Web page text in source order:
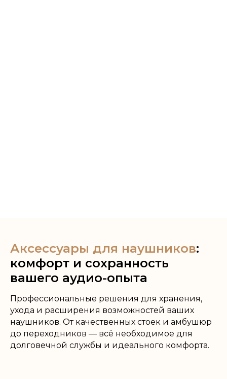
Аксессуары для наушников:
комфорт и сохранность
вашего аудио-опыта
Профессиональные решения для хранения,
ухода и расширения возможностей ваших
наушников. От качественных стоек и амбушюр
до переходников — всё необходимое для
долговечной службы и идеального комфорта.